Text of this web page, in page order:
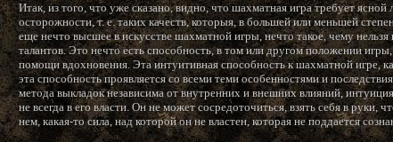
Итак, из того, что уже сказано, видно, что шахматная игра требует
осторожности, т. е. таких качеств, которыя, в большей или меньшей
еще нечто высшее в искусстве шахматной игры, нечто такое, чему
талантов. Это нечто есть способность, в том или другом положении
помощи вдохновения. Эта интуитивная способность к шахматной игре,
эта способность проявляется со всеми теми особенностями и
метода выкладок независима от внутренних и внешних влияний,
не всегда в его власти. Он не может сосредоточиться, взять себя в
нем, какая-то сила, над которой он не властен, которая не поддается